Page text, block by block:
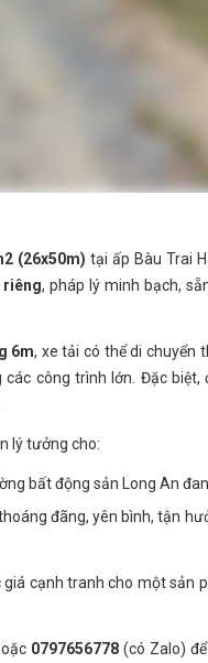
(26x50m) tại ấp Bàu Trai
riêng, pháp lý minh bạch,
6m, xe tải có thể di chuyển
công trình lớn. Đặc biệt,
lý tưởng cho:
bất động sản Long An
đãng, yên bình, tận
giá cạnh tranh cho một sản
0797656778(có Zalo)